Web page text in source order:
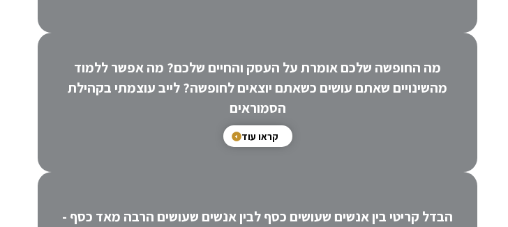
מה החופשה שלכם אומרת על העסק והחיים שלכם? מה אפשר ללמוד
מהשינויים שאתם עושים כשאתם יוצאים לחופשה? לייב עוצמתי בקהילת
הסמוראים
קראו עוד
הבדל קריטי בין אנשים שעושים כסף לבין אנשים שעושים הרבה מאד כסף -